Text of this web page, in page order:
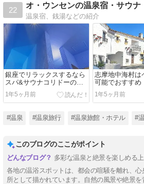
22
オ・ウンセンの温泉宿・サウナ
温泉宿、銭湯などの紹介
銀座でリラックスするなら
スパ&サウナコリドーの湯
がおすすめ
1年5ヶ月前
志摩地中海村は
可能でおすすめ
1年5ヶ月前
#温泉 #温泉旅行 #温泉旅館・ホテル #
このブログのここがポイント
多彩な温泉と絶景を楽しめる
各地の温浴スポットは、都会の喧騒を離れ、
所として描かれています。自然の風景や絶景